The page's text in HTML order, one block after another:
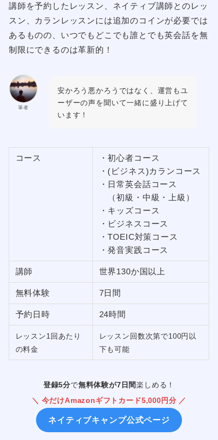
講師を予約したレッスン、ネイティブ講師とのレッ
スン、カランレッスンには追加のコインが必要では
あるものの、いつでもどこでも誰とでも英会話を無
制限にできるのは革新的！
筆者
安かろう悪かろうではなく、運営もユ
ーザーの声を聞いて一緒に盛り上げて
います！
コース
・初心者コース
・(ビジネス)カランコース
・日常英会話コース
（初級・中級・上級）
・キッズコース
・ビジネスコース
・TOEIC対策コース
・発音実践コース
講師 世界130か国以上
無料体験 7日間
予約日時 24時間
レッスン1回あたり
の料金
レッスン回数次第で100円以
下も可能
登録5分で無料体験が7日間楽しめる！
＼ 今だけAmazonギフトカード5,000円分 ／
ネイティブキャンプ公式ページ